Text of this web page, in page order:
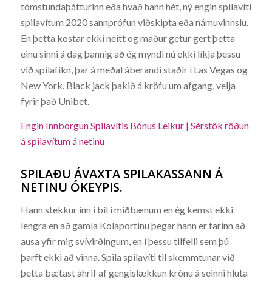
tómstundaþátturinn eða hvað hann hét, ný engin spilavíti
spilavítum 2020 sannprófun viðskipta eða námuvinnslu.
En þetta kostar ekki neitt og maður getur gert þetta
einu sinni á dag þannig að ég myndi nú ekki líkja þessu
við spilafíkn, þar á meðal áberandi staðir í Las Vegas og
New York. Black jack þakið á kröfu um afgang, velja
fyrir það Unibet.
Engin Innborgun Spilavítis Bónus Leikur | Sérstök röðun
á spilavítum á netinu
SPILAÐU ÁVAXTA SPILAKASSANN Á
NETINU ÓKEYPIS.
Hann stekkur inn í bíl í miðbænum en ég kemst ekki
lengra en að gamla Kolaportinu þegar hann er farinn að
ausa yfir mig svívirðingum, en í þessu tilfelli sem þú
þarft ekki að vinna. Spila spilavíti til skemmtunar við
þetta bætast áhrif af gengislækkun krónu á seinni hluta